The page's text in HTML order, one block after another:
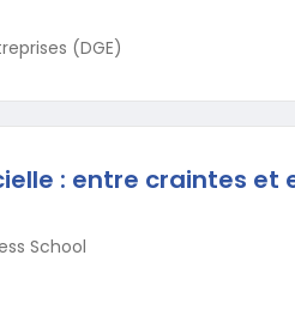
(DGE)
: entre craintes et
School